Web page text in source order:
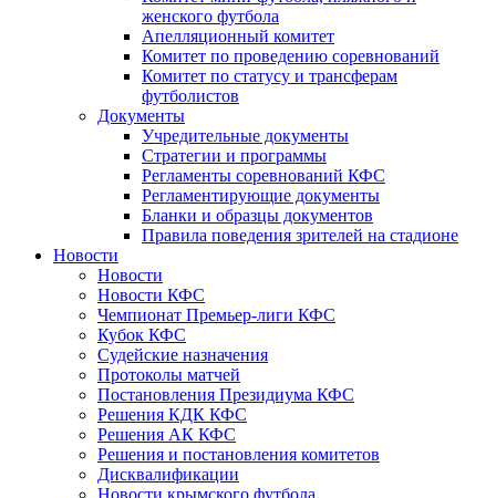
женского футбола
Апелляционный комитет
Комитет по проведению соревнований
Комитет по статусу и трансферам
футболистов
Документы
Учредительные документы
Стратегии и программы
Регламенты соревнований КФС
Регламентирующие документы
Бланки и образцы документов
Правила поведения зрителей на стадионе
Новости
Новости
Новости КФС
Чемпионат Премьер-лиги КФС
Кубок КФС
Судейские назначения
Протоколы матчей
Постановления Президиума КФС
Решения КДК КФС
Решения АК КФС
Решения и постановления комитетов
Дисквалификации
Новости крымского футбола